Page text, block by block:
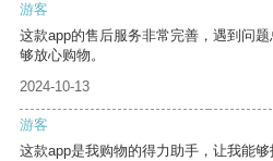
游客
这款app的售后服务非常完善，遇到问
够放心购物。
2024-10-13
游客
这款app是我购物的得力助手，让我能